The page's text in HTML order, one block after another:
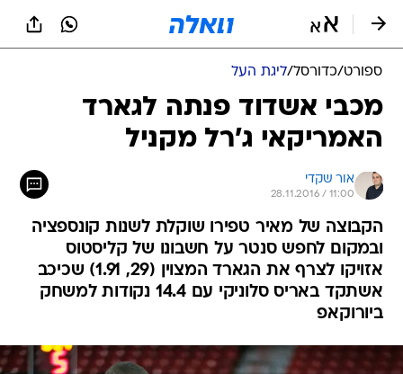
ספורט/כדורסל/ליגת העל
מכבי אשדוד פנתה לגארד
האמריקאי ג'רל מקניל
אור שקדי
28.11.2016 / 11:00
הקבוצה של מאיר טפירו שוקלת לשנות קונספציה
ובמקום לחפש סנטר על חשבונו של קליסטוס
אזויקו לצרף את הגארד המצוין (29, 1.91) שכיכב
אשתקד באריס סלוניקי עם 14.4 נקודות למשחק
ביורוקאפ